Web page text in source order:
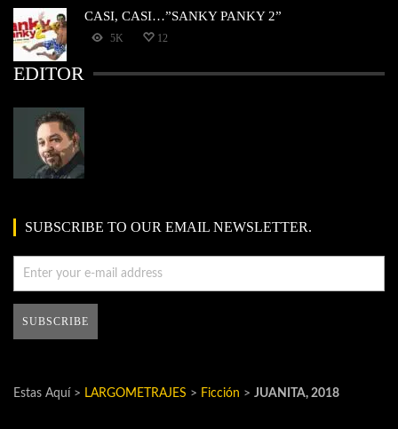
CASI, CASI…”SANKY PANKY 2”
5K 12
EDITOR
SUBSCRIBE TO OUR EMAIL NEWSLETTER.
Estas Aquí > LARGOMETRAJES > Ficción > JUANITA, 2018